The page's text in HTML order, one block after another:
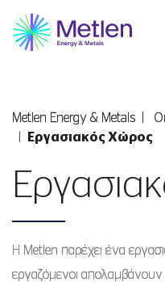
Metlen Εnergy & Metals
Εργασιακός Χώρος
Η Metlen παρέχει ένα
εργαζόμενοι απολαμβάνουν